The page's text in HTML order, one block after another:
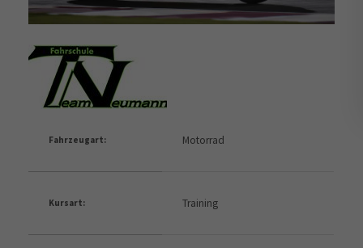
Fahrzeugart: Motorrad
Kursart: Training